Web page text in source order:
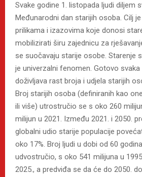
Svake godine 1. listopada ljudi diljem
Međunarodni dan starijih osoba. Cilj
prilikama i izazovima koje donosi
mobilizirati širu zajednicu za
se suočavaju starije osobe. Starenje
je univerzalni fenomen. Gotovo
doživljava rast broja i udjela starijih
Broj starijih osoba (definiranih kao
ili više) utrostručio se s oko 260
milijun u 2021. Između 2021. i 2050.
globalni udio starije populacije
oko 17%. Broj ljudi u dobi od 60
udvostručio, s oko 541 milijuna u
2025., a predviđa se da će do 2050.